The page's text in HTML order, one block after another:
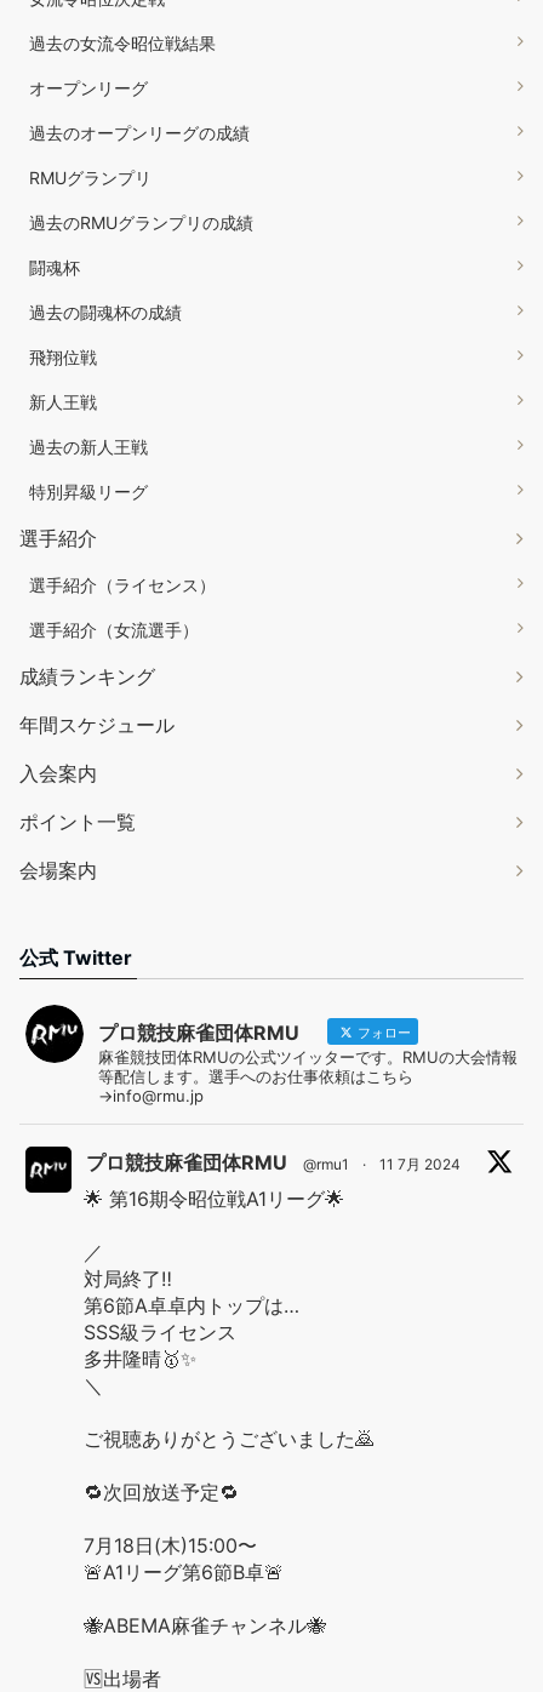
過去の女流令昭位戦結果
オープンリーグ
過去のオープンリーグの成績
RMUグランプリ
過去のRMUグランプリの成績
闘魂杯
過去の闘魂杯の成績
飛翔位戦
新人王戦
過去の新人王戦
特別昇級リーグ
選手紹介
選手紹介（ライセンス）
選手紹介（女流選手）
成績ランキング
年間スケジュール
入会案内
ポイント一覧
会場案内
公式 Twitter
プロ競技麻雀団体RMU フォロー
麻雀競技団体RMUの公式ツイッターです。RMUの大会情報
等配信します。選手へのお仕事依頼はこちら
→info@rmu.jp
プロ競技麻雀団体RMU @rmu1 · 11 7月 2024
🌟 第16期令昭位戦A1リーグ🌟
／
対局終了‼️
第6節A卓卓内トップは…
SSS級ライセンス
多井隆晴🥇✨
＼
ご視聴ありがとうございました🙇
🔁次回放送予定🔁
7月18日(木)15:00〜
🚨A1リーグ第6節B卓🚨
🐝ABEMA麻雀チャンネル🐝
🆚出場者